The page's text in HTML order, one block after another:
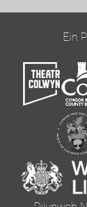
Ebost
Gallwch
glicio ar y
unrhyw e-
gysylltu â ni
yn trin eich
Ein